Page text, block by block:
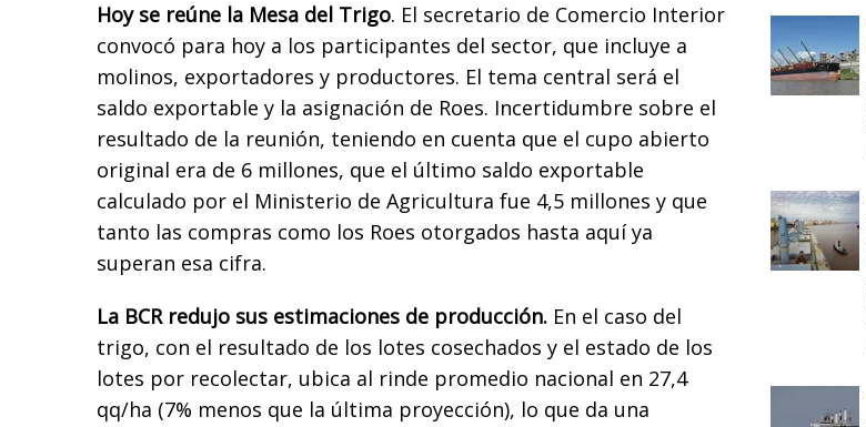
Hoy se reúne la Mesa del Trigo. El secretario de Comercio Interior
convocó para hoy a los participantes del sector, que incluye a
molinos, exportadores y productores. El tema central será el
saldo exportable y la asignación de Roes. Incertidumbre sobre el
resultado de la reunión, teniendo en cuenta que el cupo abierto
original era de 6 millones, que el último saldo exportable
calculado por el Ministerio de Agricultura fue 4,5 millones y que
tanto las compras como los Roes otorgados hasta aquí ya
superan esa cifra.
La BCR redujo sus estimaciones de producción. En el caso del
trigo, con el resultado de los lotes cosechados y el estado de los
lotes por recolectar, ubica al rinde promedio nacional en 27,4
qq/ha (7% menos que la última proyección), lo que da una